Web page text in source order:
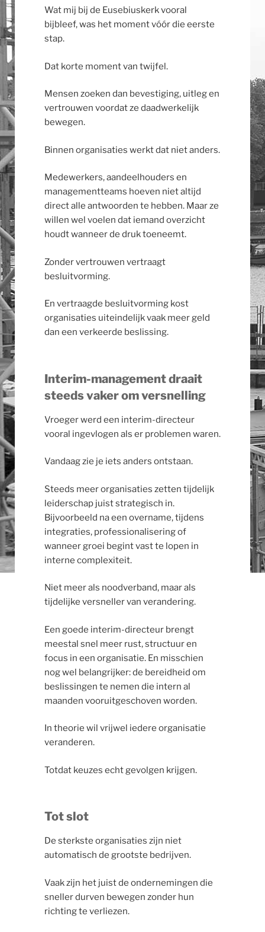
Wat mij bij de Eusebiuskerk vooral
bijbleef, was het moment vóór die eerste
stap.
Dat korte moment van twijfel.
Mensen zoeken dan bevestiging, uitleg en
vertrouwen voordat ze daadwerkelijk
bewegen.
Binnen organisaties werkt dat niet anders.
Medewerkers, aandeelhouders en
managementteams hoeven niet altijd
direct alle antwoorden te hebben. Maar ze
willen wel voelen dat iemand overzicht
houdt wanneer de druk toeneemt.
Zonder vertrouwen vertraagt
besluitvorming.
En vertraagde besluitvorming kost
organisaties uiteindelijk vaak meer geld
dan een verkeerde beslissing.
Interim-management draait
steeds vaker om versnelling
Vroeger werd een interim-directeur
vooral ingevlogen als er problemen waren.
Vandaag zie je iets anders ontstaan.
Steeds meer organisaties zetten tijdelijk
leiderschap juist strategisch in.
Bijvoorbeeld na een overname, tijdens
integraties, professionalisering of
wanneer groei begint vast te lopen in
interne complexiteit.
Niet meer als noodverband, maar als
tijdelijke versneller van verandering.
Een goede interim-directeur brengt
meestal snel meer rust, structuur en
focus in een organisatie. En misschien
nog wel belangrijker: de bereidheid om
beslissingen te nemen die intern al
maanden vooruitgeschoven worden.
In theorie wil vrijwel iedere organisatie
veranderen.
Totdat keuzes echt gevolgen krijgen.
Tot slot
De sterkste organisaties zijn niet
automatisch de grootste bedrijven.
Vaak zijn het juist de ondernemingen die
sneller durven bewegen zonder hun
richting te verliezen.